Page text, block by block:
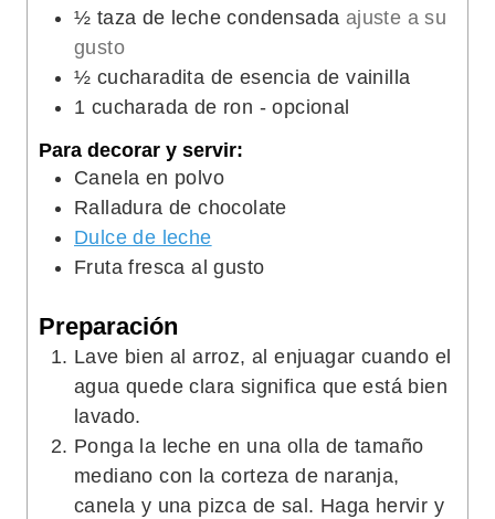
½ taza de leche condensada ajuste a su
gusto
½ cucharadita de esencia de vainilla
1 cucharada de ron - opcional
Para decorar y servir:
Canela en polvo
Ralladura de chocolate
Dulce de leche
Fruta fresca al gusto
Preparación
Lave bien al arroz, al enjuagar cuando el
agua quede clara significa que está bien
lavado.
Ponga la leche en una olla de tamaño
mediano con la corteza de naranja,
canela y una pizca de sal. Haga hervir y